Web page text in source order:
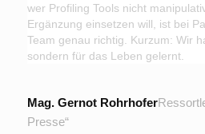
wer Profiling Tools nicht
Ergänzung einsetzen will, ist bei
Team genau richtig. Kurzum: Wir
sondern für das Leben gelernt.
Mag. Gernot Rohrhofer
Presse“